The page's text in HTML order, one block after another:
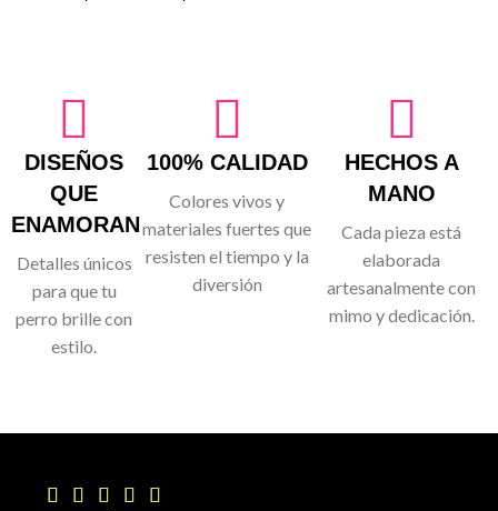
DISEÑOS
QUE
ENAMORAN
Detalles únicos
para que tu
perro brille con
estilo.
100% CALIDAD
Colores vivos y
materiales fuertes que
resisten el tiempo y la
diversión
HECHOS A
MANO
Cada pieza está
elaborada
artesanalmente con
mimo y dedicación.
    